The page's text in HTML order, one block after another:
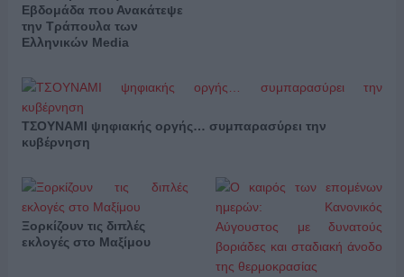
Εβδομάδα που Ανακάτεψε
την Τράπουλα των
Ελληνικών Media
ΤΣΟΥΝΑΜΙ ψηφιακής οργής… συμπαρασύρει την
κυβέρνηση
Ξορκίζουν τις διπλές
εκλογές στο Μαξίμου